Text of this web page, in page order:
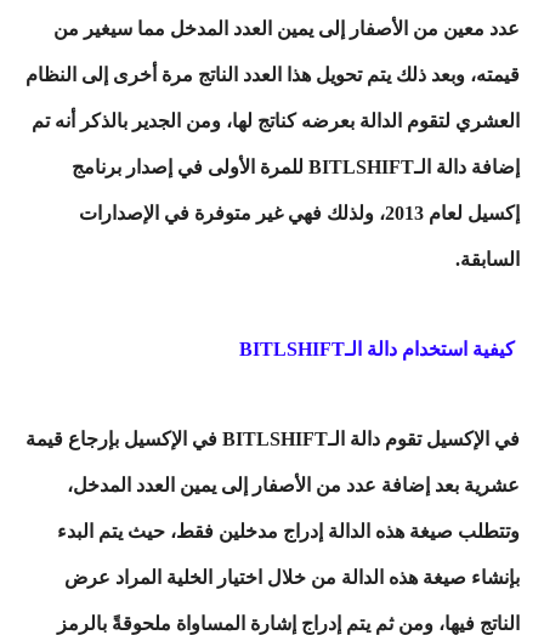
عدد معين من الأصفار إلى يمين العدد المدخل مما سيغير من
قيمته، وبعد ذلك يتم تحويل هذا العدد الناتج مرة أخرى إلى النظام
العشري لتقوم الدالة بعرضه كناتج لها ، ومن الجدير بالذكر أنه تم
إضافة دالة الـBITLSHIFT للمرة الأولى في إصدار برنامج
إكسيل لعام 2013، ولذلك فهي غير متوفرة في الإصدارات
السابقة.
كيفية استخدام دالة الـBITLSHIFT
في الإكسيل تقوم دالة الـBITLSHIFT في الإكسيل بإرجاع قيمة
عشرية بعد إضافة عدد من الأصفار إلى يمين العدد المدخل،
وتتطلب صيغة هذه الدالة إدراج مدخلين فقط، حيث يتم البدء
بإنشاء صيغة هذه الدالة من خلال اختيار الخلية المراد عرض
الناتج فيها، ومن ثم يتم إدراج إشارة المساواة ملحوقةً بالرمز